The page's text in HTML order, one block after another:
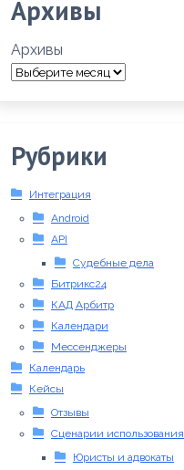
Архивы
Архивы
Рубрики
Интеграция
Android
API
Судебные дела
Битрикс24
КАД Арбитр
Календари
Мессенджеры
Календарь
Кейсы
Отзывы
Сценарии использования
Юристы и адвокаты